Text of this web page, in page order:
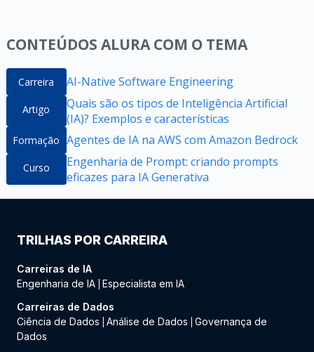
CONTEÚDOS ALURA COM O TEMA
Carreira AI-Native Software Engineering
Artigo
Quais são os tipos de Inteligência Artificial
(IA)? Exemplos e características
Formação Agentes de IA na AWS com Amazon Bedrock
Curso
Engenharia de Prompt: criando prompts
eficazes para IA Generativa
TRILHAS POR CARREIRA
Carreiras de IA
Engenharia de IA Especialista em IA
Carreiras de Dados
Ciência de Dados
Análise de Dados
Governança de
Dados